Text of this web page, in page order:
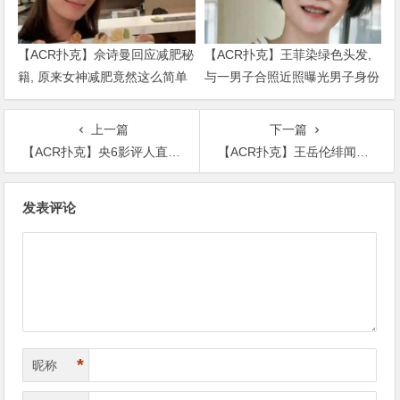
【ACR扑克】佘诗曼回应减肥秘
籍, 原来女神减肥竟然这么简单
【ACR扑克】王菲染绿色头发,
与一男子合照近照曝光男子身份
被扒出
上一篇
【ACR扑克】央6影评人直言：郑爽没有羽毛，而且她在闲鱼上的操作好迷呀
下一篇
【ACR扑克】王岳伦绯闻风波后与李湘合体参加综艺，不顾李湘冷脸献殷勤
发表评论
昵称 *